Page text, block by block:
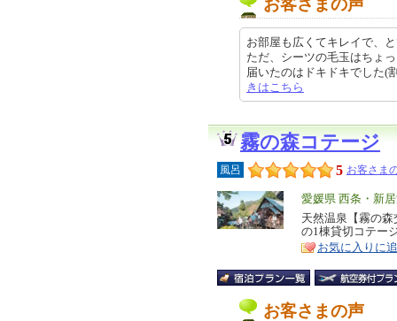
お客さまの声
お部屋も広くてキレイで、
ただ、シーツの毛玉はちょ
届いたのはドキドキでした
きはこちら
霧の森コテージ
風呂 5 お客さま
エ
リ
ア
愛媛県 西条・新
特
徴
天然温泉【霧の
の1棟貸切コテー
お気に入りに
お客さまの声